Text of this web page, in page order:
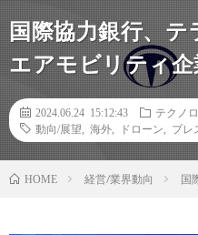
国際協力銀行、
エアモビリティ
2024.06.24 15:12:43
テクノ
動向/展望
海外 ドローン プレ
HOME 経営/業界動向 国